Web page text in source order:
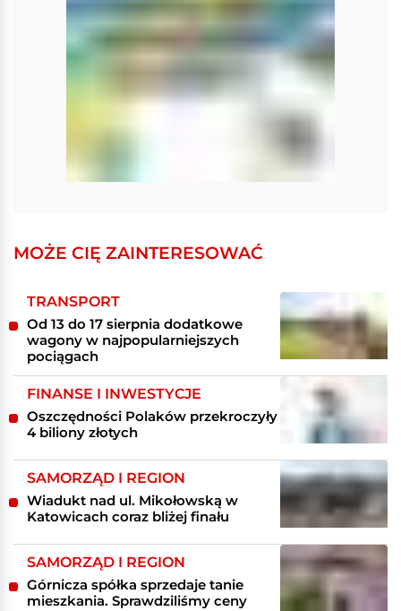
MOŻE CIĘ ZAINTERESOWAĆ
TRANSPORT
Od 13 do 17 sierpnia dodatkowe
wagony w najpopularniejszych
pociągach
FINANSE I INWESTYCJE
Oszczędności Polaków przekroczyły
4 biliony złotych
SAMORZĄD I REGION
Wiadukt nad ul. Mikołowską w
Katowicach coraz bliżej finału
SAMORZĄD I REGION
Górnicza spółka sprzedaje tanie
mieszkania. Sprawdziliśmy ceny